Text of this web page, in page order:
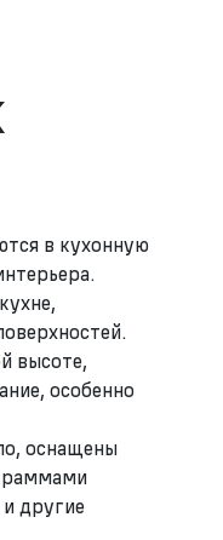
в кухонную
высоте,
особенно
оснащены
другие